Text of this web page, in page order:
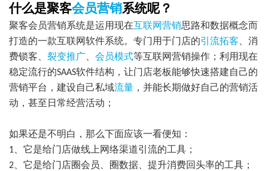
什么是聚客会员营销系统呢？
聚客会员营销系统是运用现在互联网营销思路和数据概念而
打造的一款互联网软件系统。专门用于门店的引流拓客 、消
费锁客、 裂变推广 会员模式等互联网营销操作；利用现在
稳定流行的SAAS软件结构，让门店老板能够快速搭建自己的
营销平台，建设自己私域流量 ，并能长期做好自己的营销活
动，甚至日常经营活动；
如果还是不明白，那么下面应该一看便知：
1 、它是给门店做线上网络渠道引流的工具；
2 、它是给门店圈会员、圈数据、提升消费回头率的工具；